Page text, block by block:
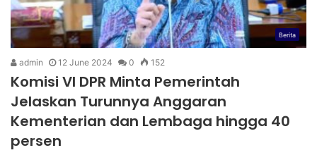
Berita
admin 12 June 2024 0 152
Komisi VI DPR Minta Pemerintah
Jelaskan Turunnya Anggaran
Kementerian dan Lembaga hingga 40
persen